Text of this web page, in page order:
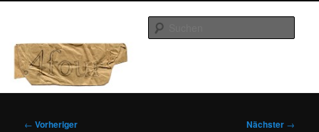
springenAfour
Beitragsnavigation
← Vorheriger Nächster →